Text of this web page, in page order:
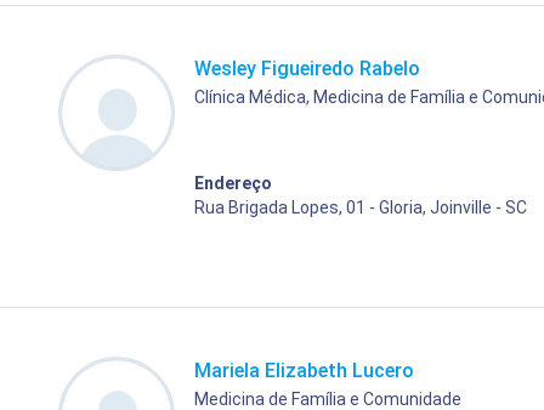
Wesley Figueiredo Rabelo
Clínica Médica, Medicina de Família e
Endereço
Rua Brigada Lopes, 01 - Gloria, Joinville - SC
Mariela Elizabeth Lucero
Medicina de Família e Comunidade